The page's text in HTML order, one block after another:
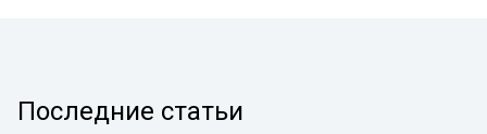
Последние статьи